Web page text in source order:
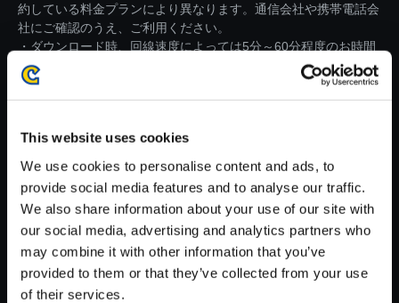
This website uses cookies
We use cookies to personalise content and ads, to
provide social media features and to analyse our traffic.
We also share information about your use of our site with
our social media, advertising and analytics partners who
may combine it with other information that you’ve
provided to them or that they’ve collected from your use
of their services.
約している料金プランにより異なります。通信会社や携帯電話会
社にご確認のうえ、ご利用ください。
・ダウンロード時、回線速度によっては5分～60分程度のお時間
がかかる場合がございます。
※ご購入いただいたファイルのダウンロードの際には、通信環境
が安定しているWifi環境でお試しください。
【単曲】DEVIL MAY CRY 5 Ori
ginal SoundTrack Breakneck
Predator